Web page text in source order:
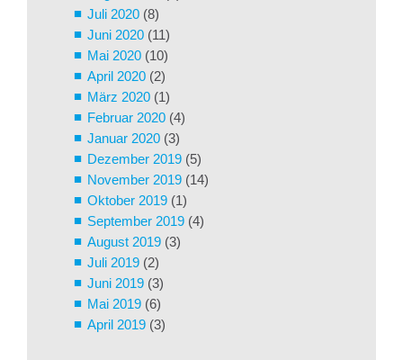
Juli 2020 (8)
Juni 2020 (11)
Mai 2020 (10)
April 2020 (2)
März 2020 (1)
Februar 2020 (4)
Januar 2020 (3)
Dezember 2019 (5)
November 2019 (14)
Oktober 2019 (1)
September 2019 (4)
August 2019 (3)
Juli 2019 (2)
Juni 2019 (3)
Mai 2019 (6)
April 2019 (3)